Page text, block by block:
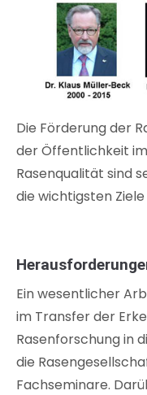
Die Förderung der
der Öffentlichkeit
Rasenqualität sind
die wichtigsten
Ein wesentlicher
im Transfer der
Rasenforschung in
die
Fachseminare.